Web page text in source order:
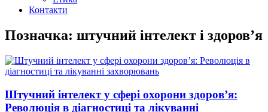
Контакти
Позначка: штучний інтелект і здоров’я
Штучний інтелект у сфері охорони здоров’я:
Революція в діагностиці та лікуванні